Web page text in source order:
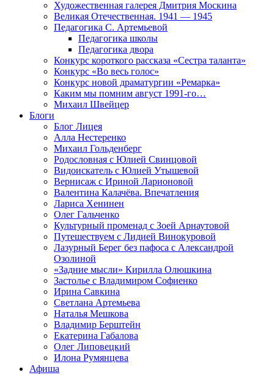
Художественная галерея Дмитрия Москина
Великая Отечественная. 1941 — 1945
Педагогика С. Артемьевой
Педагогика школы
Педагогика двора
Конкурс короткого рассказа «Сестра таланта»
Конкурс «Во весь голос»
Конкурс новой драматургии «Ремарка»
Каким мы помним август 1991-го…
Михаил Швейцер
Блоги
Блог Лицея
Алла Нестеренко
Михаил Гольденберг
Родословная с Юлией Свинцовой
Видоискатель с Юлией Утышевой
Вернисаж с Ириной Ларионовой
Валентина Калачёва. Впечатления
Лариса Хенинен
Олег Гальченко
Культурный променад с Зоей Арнаутовой
Путешествуем с Лидией Винокуровой
Лазурный Берег без пафоса с Александрой
Озолиной
«Задние мысли» Кирилла Олюшкина
Застолье с Владимиром Софиенко
Ирина Савкина
Светлана Артемьева
Наталья Мешкова
Владимир Берштейн
Екатерина Габалова
Олег Липовецкий
Илона Румянцева
Афиша